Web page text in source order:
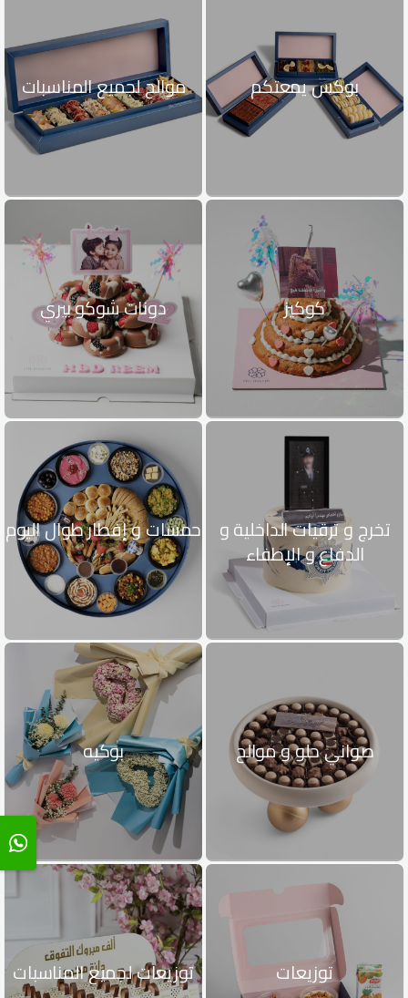
بوكس يمعتكم موالح لجميع المناسبات
كوكيز دونات شوكو بيري
تخرج و ترقيات الداخلية و
الدفاع و الإطفاء
حمسات و إفطار طوال اليوم
صواني حلو و موالح بوكيه
توزيعات توزيعات لجميع المناسبات